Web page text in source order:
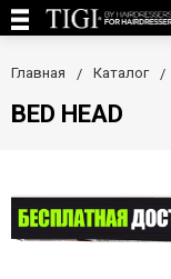
Главная Каталог
BED HEAD